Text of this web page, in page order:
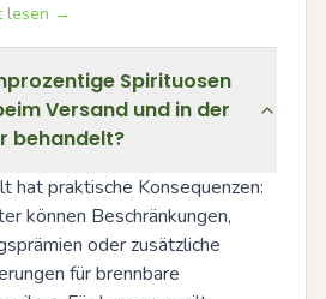
lesen →
Spirituosen
Versand und in der
behandelt?
hat praktische Konsequenzen:
können Beschränkungen,
oder zusätzliche
für brennbare